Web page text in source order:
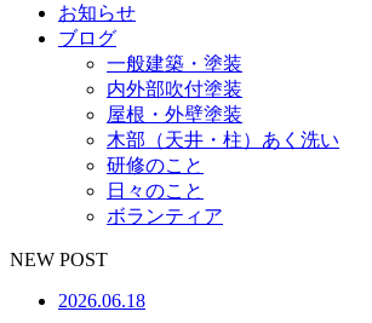
お知らせ
ブログ
一般建築・塗装
内外部吹付塗装
屋根・外壁塗装
木部（天井・柱）あく洗い
研修のこと
日々のこと
ボランティア
NEW POST
2026.06.18